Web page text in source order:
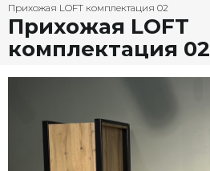
Прихожая LOFT комплектация 02
Прихожая LOFT
комплектация 02